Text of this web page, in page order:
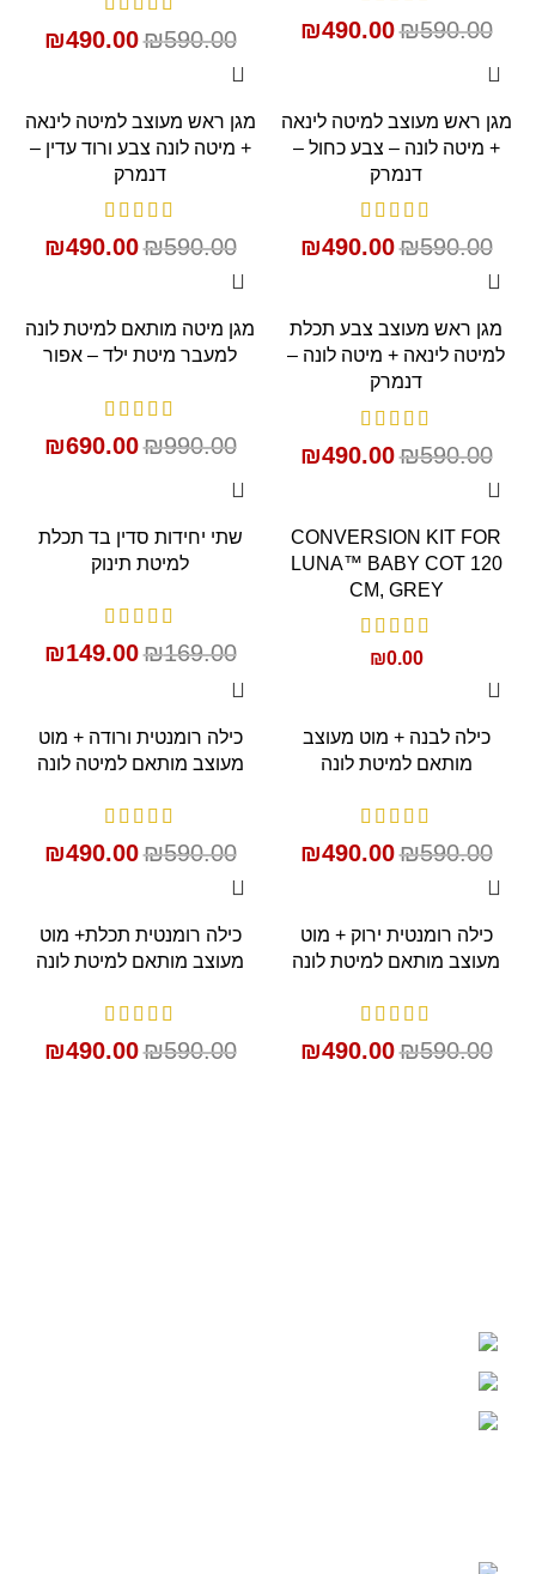
₪590.00
₪490.00
₪590.00
₪490.00
מגן ראש מעוצב למיטה לינאה
+ מיטה לונה – צבע כחול –
דנמרק
₪590.00
₪490.00
מגן ראש מעוצב למיטה לינאה
+ מיטה לונה צבע ורוד עדין –
דנמרק
₪590.00
₪490.00
מגן ראש מעוצב צבע תכלת
למיטה לינאה + מיטה לונה –
דנמרק
₪590.00
₪490.00
מגן מיטה מותאם למיטת לונה
למעבר מיטת ילד – אפור
₪990.00
₪690.00
CONVERSION KIT FOR
LUNA™ BABY COT 120
CM, GREY
₪0.00
שתי יחידות סדין בד תכלת
למיטת תינוק
₪169.00
₪149.00
כילה לבנה + מוט מעוצב
מותאם למיטת לונה
₪590.00
₪490.00
כילה רומנטית ורודה + מוט
מעוצב מותאם למיטה לונה
₪590.00
₪490.00
כילה רומנטית ירוק + מוט
מעוצב מותאם למיטת לונה
₪590.00
₪490.00
כילה רומנטית תכלת+ מוט
מעוצב מותאם למיטת לונה
₪590.00
₪490.00